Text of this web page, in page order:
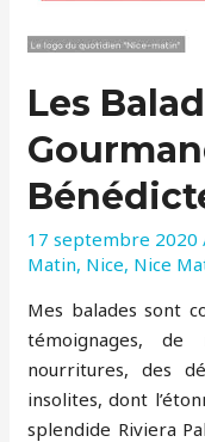
Les
17 septembre 2020
Matin, Nice, Nice
Mes balades sont
témoignages,
nourritures, des
insolites, dont
splendide Riviera